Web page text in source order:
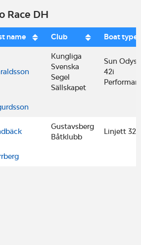
Race DH
name Club Boat type
Kungliga
Svenska
Segel
Sällskapet
Sun
42i
Gustavsberg
Båtklubb
Linjett 32